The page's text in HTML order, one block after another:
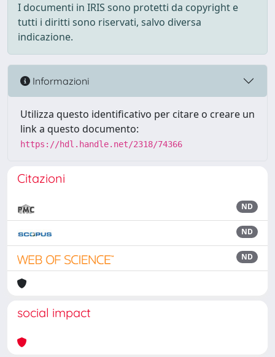
I documenti in IRIS sono protetti da copyright e
tutti i diritti sono riservati, salvo diversa
indicazione.
Informazioni
Utilizza questo identificativo per citare o creare un
link a questo documento:
https://hdl.handle.net/2318/74366
Citazioni
ND
ND
ND
social impact